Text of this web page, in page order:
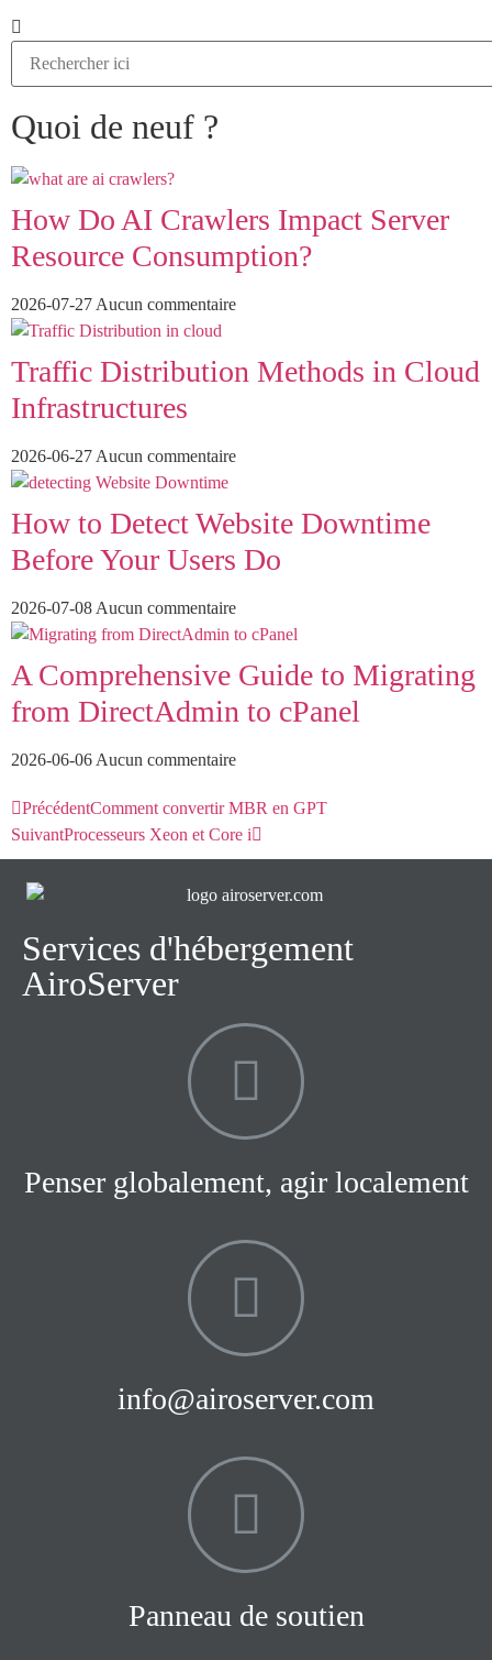
Quoi de neuf ?
How Do AI Crawlers Impact Server
Resource Consumption?
2026-07-27 Aucun commentaire
Traffic Distribution Methods in Cloud
Infrastructures
2026-06-27 Aucun commentaire
How to Detect Website Downtime
Before Your Users Do
2026-07-08 Aucun commentaire
A Comprehensive Guide to Migrating
from DirectAdmin to cPanel
2026-06-06 Aucun commentaire
PrécédentComment convertir MBR en GPT
SuivantProcesseurs Xeon et Core i
Services d'hébergement
AiroServer
Penser globalement, agir localement
info@airoserver.com
Panneau de soutien